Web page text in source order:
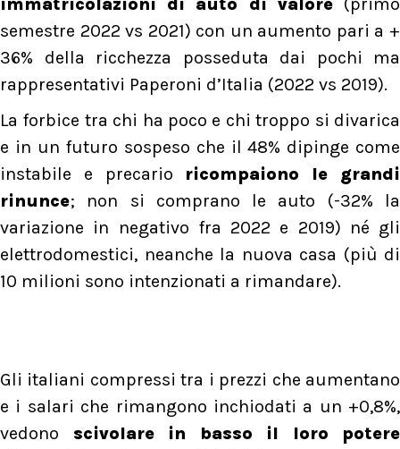
immatricolazioni di auto di valore(primo
semestre 2022 vs 2021) con un aumento pari a +
36% della ricchezza posseduta dai pochi ma
rappresentativi Paperoni d’Italia (2022 vs 2019).
La forbice tra chi ha poco e chi troppo si divarica
e in un futuro sospeso che il 48% dipinge come
instabile e precario ricompaiono le grandi
rinunce; non si comprano le auto (-32% la
variazione in negativo fra 2022 e 2019) né gli
elettrodomestici, neanche la nuova casa (più di
10 milioni sono intenzionati a rimandare).
Gli italiani compressi tra i prezzi che aumentano
e i salari che rimangono inchiodati a un +0,8%,
vedono scivolare in basso il loro potere